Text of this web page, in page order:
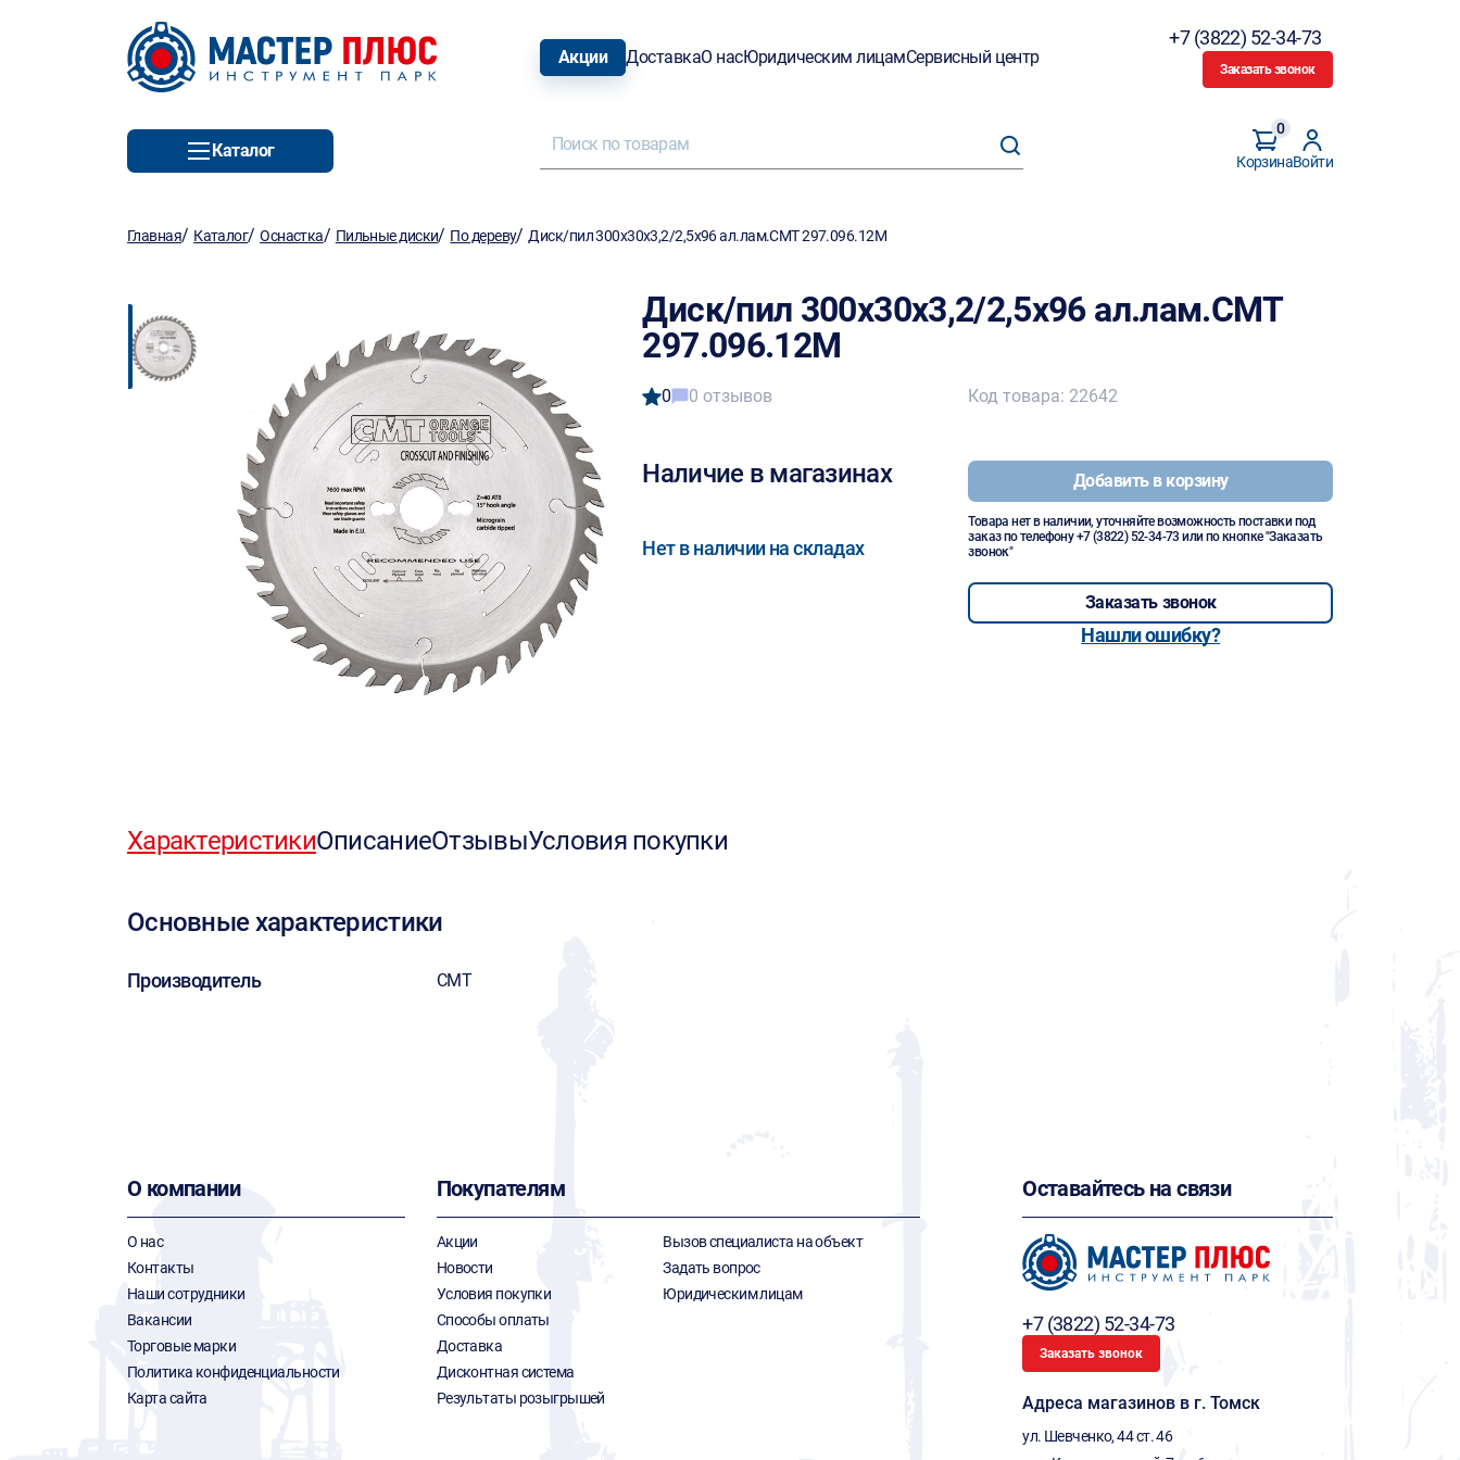
Акции ДоставкаО насЮридическим лицамСервисный центр
+7 (3822) 52-34-73
Заказать звонок
Каталог
Корзина
0
Войти
Главная/ Каталог/Оснастка/ Пильные диски/ По дереву/Диск/пил 300х30х3,2/2,5х96 ал.лам.CMT 297.096.12M
Диск/пил 300х30х3,2/2,5х96 ал.лам.CMT
297.096.12M
0 0 отзывов
Наличие в магазинах
Нет в наличии на складах
Код товара: 22642
Добавить в корзину
Товара нет в наличии, уточняйте возможность поставки под
заказ по телефону+7 (3822) 52-34-73 или по кнопке "Заказать
звонок"
Заказать звонок
Нашли ошибку?
ХарактеристикиОписаниеОтзывыУсловия покупки
Основные характеристики
Производитель CMT
О компании
О нас
Контакты
Наши сотрудники
Вакансии
Торговые марки
Политика конфиденциальности
Карта сайта
Покупателям
Акции
Новости
Условия покупки
Способы оплаты
Доставка
Дисконтная система
Результаты розыгрышей
Вызов специалиста на объект
Задать вопрос
Юридическим лицам
Оставайтесь на связи
+7 (3822) 52-34-73
Заказать звонок
Адреса магазинов в г. Томск
ул. Шевченко, 44 ст. 46